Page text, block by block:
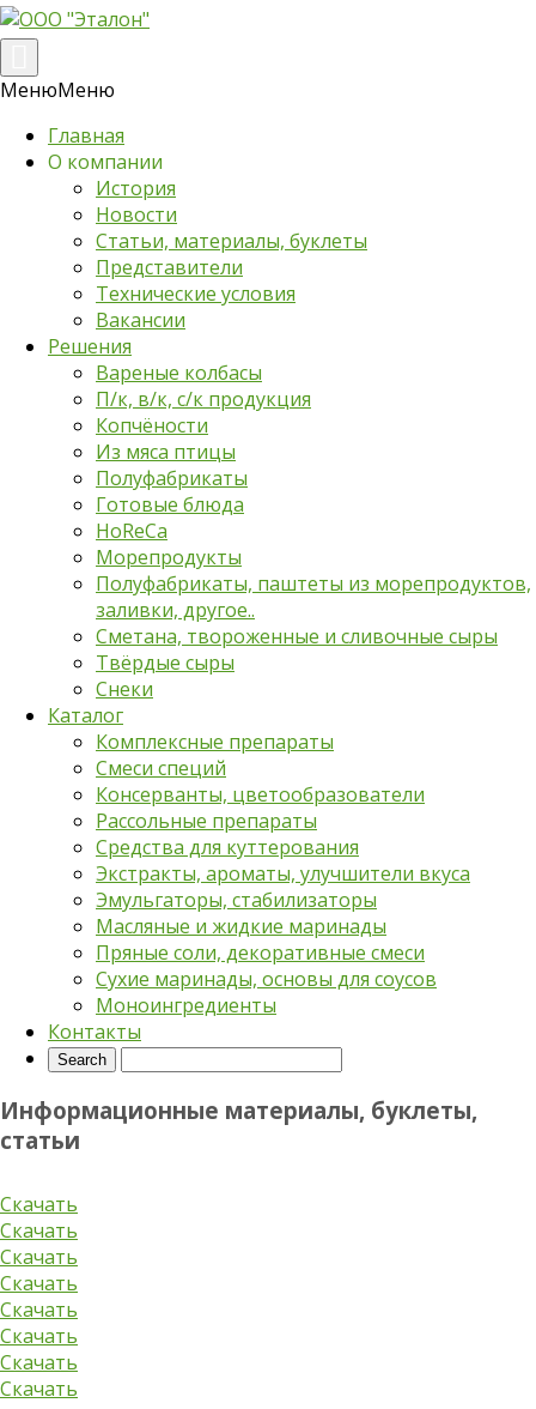
навигации
МенюМеню
Главная
О компании
История
Новости
Статьи, материалы, буклеты
Представители
Технические условия
Вакансии
Решения
Вареные колбасы
П/к, в/к, с/к продукция
Копчёности
Из мяса птицы
Полуфабрикаты
Готовые блюда
HoReCa
Морепродукты
Полуфабрикаты, паштеты из морепродуктов,
заливки, другое..
Сметана, твороженные и сливочные сыры
Твёрдые сыры
Снеки
Каталог
Комплексные препараты
Смеси специй
Консерванты, цветообразователи
Рассольные препараты
Средства для куттерования
Экстракты, ароматы, улучшители вкуса
Эмульгаторы, стабилизаторы
Масляные и жидкие маринады
Пряные соли, декоративные смеси
Сухие маринады, основы для соусов
Моноингредиенты
Контакты
Информационные материалы, буклеты,
статьи
Скачать
Скачать
Скачать
Скачать
Скачать
Скачать
Скачать
Скачать